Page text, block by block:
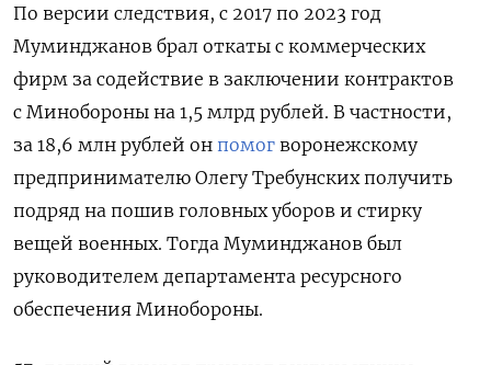
По версии следствия, с 2017 по 2023 год
Муминджанов брал откаты с коммерческих
фирм за содействие в заключении контрактов
с Минобороны на 1,5 млрд рублей. В частности,
за 18,6 млн рублей он помог воронежскому
предпринимателю Олегу Требунских получить
подряд на пошив головных уборов и стирку
вещей военных. Тогда Муминджанов был
руководителем департамента ресурсного
обеспечения Минобороны.